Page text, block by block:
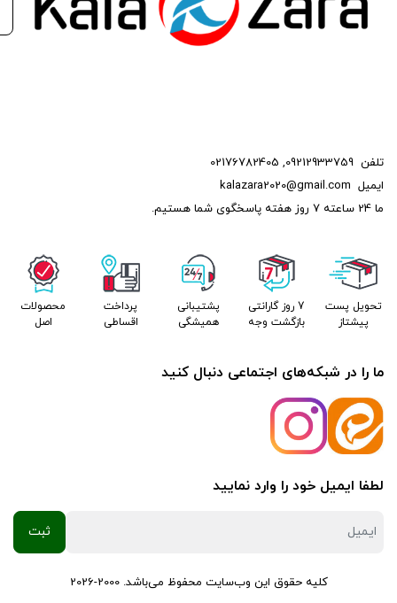
تلفن 09212933759
,
02176782405
ایمیل kalazara2020@gmail.com
ما 24 ساعته 7 روز هفته پاسخگوی شما هستیم.
تحویل پست
پیشتاز
7 روز گارانتی
بازگشت وجه
پشتیبانی
همیشگی
پرداخت
اقساطی
محصولات
اصل
ما را در شبکه‌های اجتماعی دنبال کنید
لطفا ایمیل خود را وارد نمایید
کلیه حقوق این وب‌سایت محفوظ می‌باشد. 2000-2026